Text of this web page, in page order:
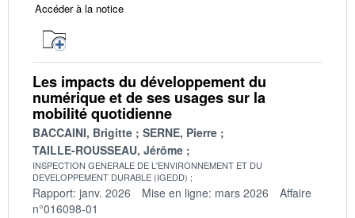
Accéder à la notice
Les impacts du développement du
numérique et de ses usages sur la
mobilité quotidienne
BACCAINI, Brigitte
SERNE, Pierre
TAILLE-ROUSSEAU, Jérôme
INSPECTION GENERALE DE L'ENVIRONNEMENT ET DU
DEVELOPPEMENT DURABLE (IGEDD)
Rapport: janv. 2026 Mise en ligne: mars 2026
Affaire
n°016098-01